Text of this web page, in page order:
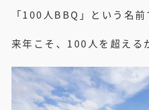
「100人BBQ」という名前
来年こそ、100人を超える